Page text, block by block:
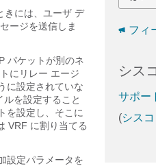
きには、ユーザ デ
ージを送信しま
パケットが別のネ
にリレー エージ
に設定されていな
を設定すること
を設定し、そこに
VRF に割り当てる
設定パラメータを
フィ
シス
サポー
(シス